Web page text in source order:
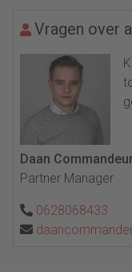
Vragen over
Daan
Partner Manager
0628068433